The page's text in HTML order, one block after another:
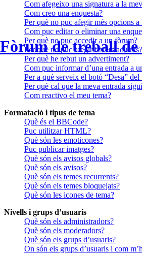
Fòrum de treball
Com afegeixo una signatura a la
Com creo una enquesta?
Per què no puc afegir més opcions a
Com puc editar o eliminar una
Per què no puc accedir a un fòrum?
Per què no puc afegir fitxers adjunts?
Per què he rebut un advertiment?
Com puc informar d’una entrada a
Per a què serveix el botó “Desa”
Per què cal que la meva entrada
Com reactivo el meu tema?
Formatació i tipus de tema
Què és el BBCode?
Puc utilitzar HTML?
Què són les emoticones?
Puc publicar imatges?
Què són els avisos globals?
Què són els avisos?
Què són els temes recurrents?
Què són els temes bloquejats?
Què són les icones de tema?
Nivells i grups d’usuaris
Què són els administradors?
Què són els moderadors?
Què són els grups d’usuaris?
On són els grups d’usuaris i com